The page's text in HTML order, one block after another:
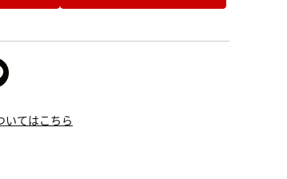
いてはこちら